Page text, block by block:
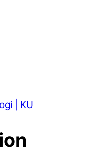
| KU